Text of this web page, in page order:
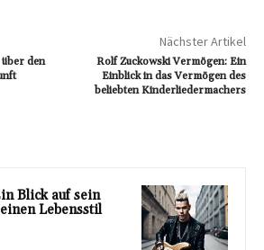
über den
Nächster Artikel
Rolf Zuckowski Vermögen: Ein
Einblick in das Vermögen des
beliebten Kinderliedermachers
Blick auf sein
Lebensstil